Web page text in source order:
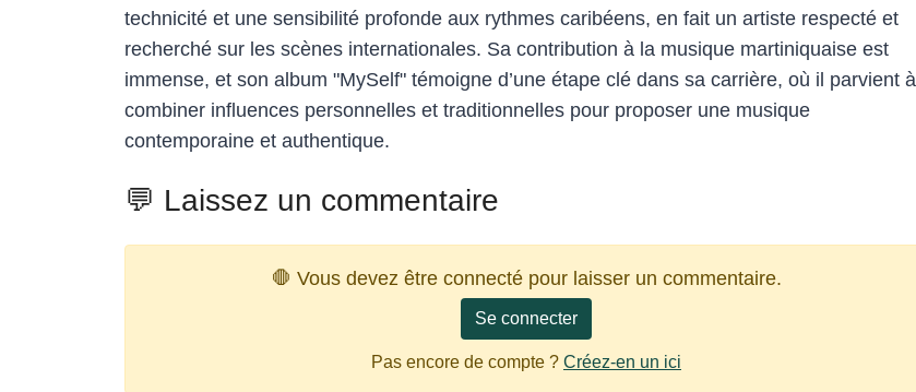
technicité et une sensibilité profonde aux rythmes caribéens, en fait un artiste respecté et
recherché sur les scènes internationales. Sa contribution à la musique martiniquaise est
immense, et son album "MySelf" témoigne d’une étape clé dans sa carrière, où il parvient à
combiner influences personnelles et traditionnelles pour proposer une musique
contemporaine et authentique.
💬 Laissez un commentaire
🛑 Vous devez être connecté pour laisser un commentaire.
Se connecter
Pas encore de compte ? Créez-en un ici